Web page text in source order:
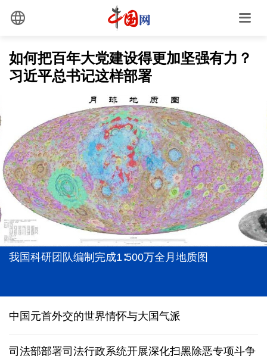
如何把百年大党建设得更加坚强有力？
习近平总书记这样部署
全党同志务必不忘初心、牢记使命
世界给“__在中国”填新词